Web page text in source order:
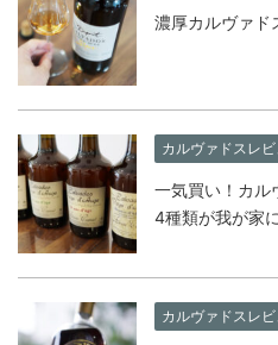
濃厚カルヴァド
カルヴァドスレビ
一気買い！カル
4種類が我が家に
カルヴァドスレビ